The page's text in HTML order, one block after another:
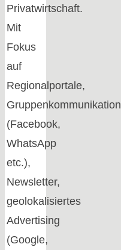
Privatwirtschaft.
Mit
Fokus
auf
Regionalportale,
Gruppenkommunikation
(Facebook,
WhatsApp
etc.),
Newsletter,
geolokalisiertes
Advertising
(Google,